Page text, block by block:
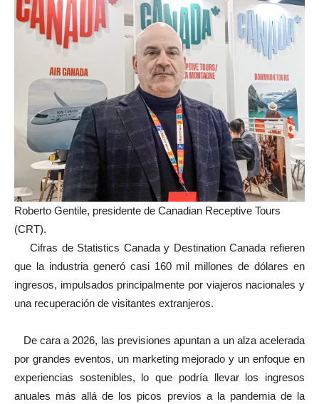
Roberto Gentile, presidente de Canadian Receptive Tours
(CRT).
Cifras de Statistics Canada y Destination Canada refieren
que la industria generó casi 160 mil millones de dólares en
ingresos, impulsados principalmente por viajeros nacionales y
una recuperación de visitantes extranjeros.
De cara a 2026, las previsiones apuntan a un alza acelerada
por grandes eventos, un marketing mejorado y un enfoque en
experiencias sostenibles, lo que podría llevar los ingresos
anuales más allá de los picos previos a la pandemia de la